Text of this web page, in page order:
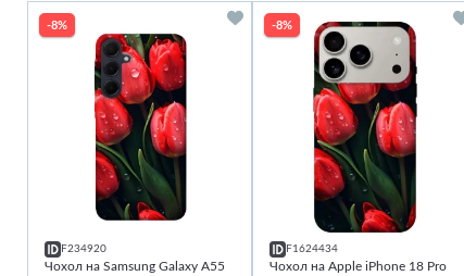
-8%
F234920
Чохол на Samsung Galaxy A55
-8%
F1624434
Чохол на Apple iPhone 18 Pro